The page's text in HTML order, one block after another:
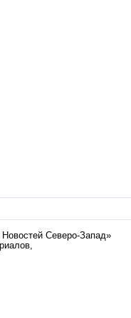
Новостей Северо-Запад»